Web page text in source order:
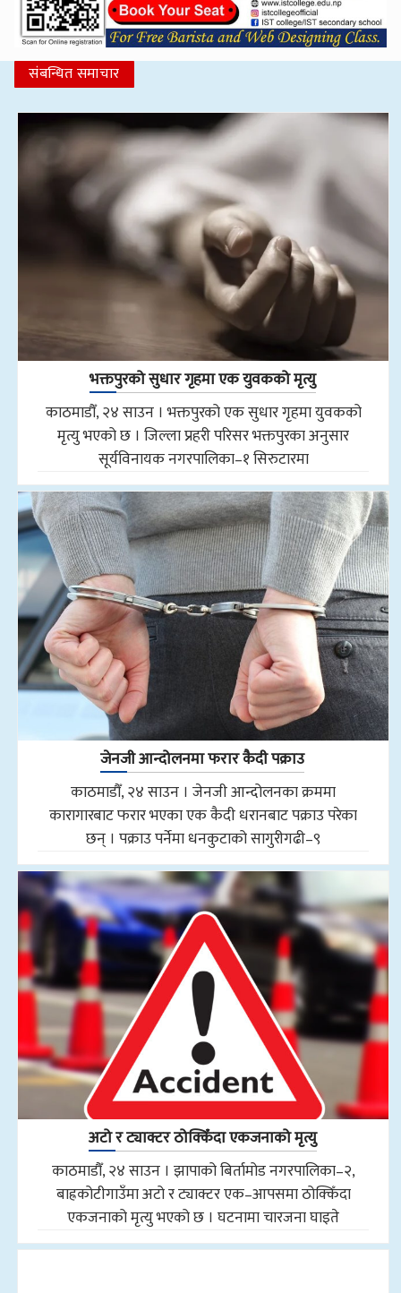
संबन्धित समाचार
भक्तपुरको सुधार गृहमा एक युवकको मृत्यु
काठमाडौँ, २४ साउन । भक्तपुरको एक सुधार गृहमा युवकको
मृत्यु भएको छ । जिल्ला प्रहरी परिसर भक्तपुरका अनुसार
सूर्यविनायक नगरपालिका–१ सिरुटारमा
जेनजी आन्दोलनमा फरार कैदी पक्राउ
काठमाडौँ, २४ साउन । जेनजी आन्दोलनका क्रममा
कारागारबाट फरार भएका एक कैदी धरानबाट पक्राउ परेका
छन् । पक्राउ पर्नेमा धनकुटाको सागुरीगढी–९
अटो र ट्याक्टर ठोक्किँदा एकजनाको मृत्यु
काठमाडौँ, २४ साउन । झापाको बिर्तामोड नगरपालिका–२,
बाह्रकोटीगाउँमा अटो र ट्याक्टर एक–आपसमा ठोक्किँदा
एकजनाको मृत्यु भएको छ । घटनामा चारजना घाइते